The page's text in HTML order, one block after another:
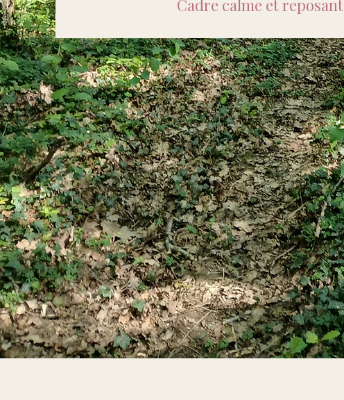
Cadre calme et reposant